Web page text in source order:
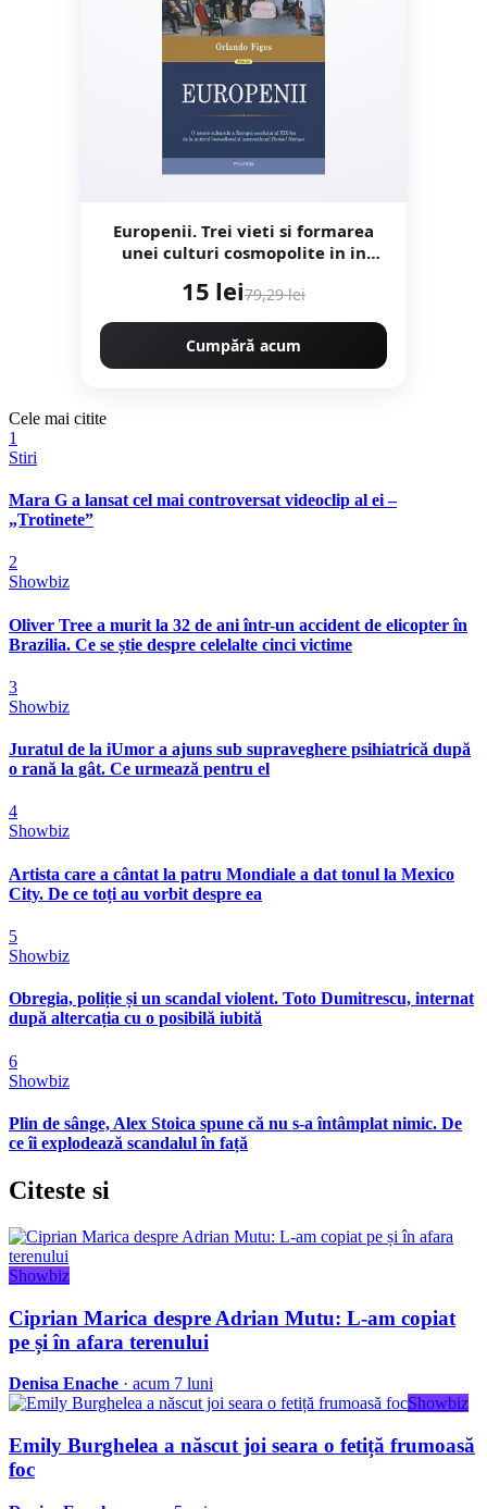
Europenii. Trei vieti si formarea
unei culturi cosmopolite in in
Orlando Figes
15 lei79,29 lei
Cumpără acum
Cele mai citite
1
Stiri
Mara G a lansat cel mai controversat videoclip al ei –
„Trotinete”
2
Showbiz
Oliver Tree a murit la 32 de ani într-un accident de elicopter în
Brazilia. Ce se știe despre celelalte cinci victime
3
Showbiz
Juratul de la iUmor a ajuns sub supraveghere psihiatrică după
o rană la gât. Ce urmează pentru el
4
Showbiz
Artista care a cântat la patru Mondiale a dat tonul la Mexico
City. De ce toți au vorbit despre ea
5
Showbiz
Obregia, poliție și un scandal violent. Toto Dumitrescu, internat
după altercația cu o posibilă iubită
6
Showbiz
Plin de sânge, Alex Stoica spune că nu s-a întâmplat nimic. De
ce îi explodează scandalul în față
Citeste si
Showbiz
Ciprian Marica despre Adrian Mutu: L-am copiat
pe și în afara terenului
Denisa Enache · acum 7 luni
Showbiz
Emily Burghelea a născut joi seara o fetiță frumoasă
foc